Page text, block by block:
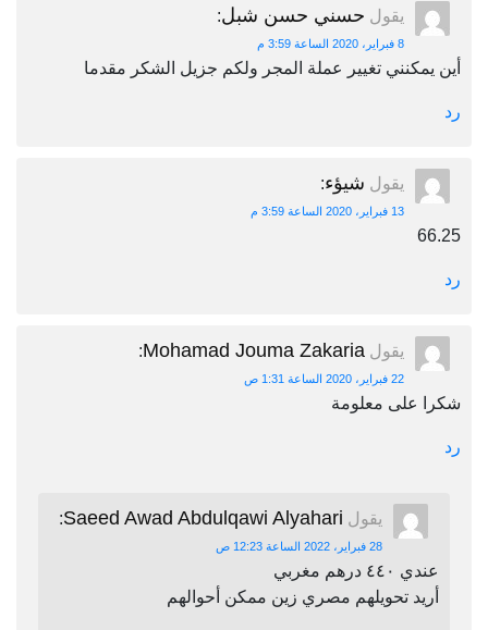
يقول حسني حسن شبل:
8 فبراير، 2020 الساعة 3:59 م
أين يمكنني تغيير عملة المجر ولكم جزيل الشكر مقدما
رد
يقول شيؤء:
13 فبراير، 2020 الساعة 3:59 م
66.25
رد
يقول Mohamad Jouma Zakaria
:
22 فبراير، 2020 الساعة 1:31 ص
شكرا على معلومة
رد
يقول Saeed Awad Abdulqawi Alyahari
:
28 فبراير، 2022 الساعة 12:23 ص
عندي ٤٤٠ درهم مغربي
أريد تحويلهم مصري زين ممكن أحوالهم